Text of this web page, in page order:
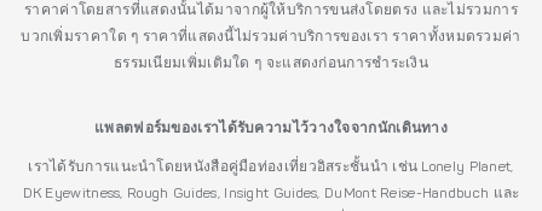
ราคาค่าโดยสารที่แสดงนั้นได้มาจากผู้ให้บริการขนส่งโดยตรง และไม่รวมการ
บวกเพิ่มราคาใด ๆ ราคาที่แสดงนี้ไม่รวมค่าบริการของเรา ราคาทั้งหมดรวมค่า
ธรรมเนียมเพิ่มเติมใด ๆ จะแสดงก่อนการชำระเงิน
แพลตฟอร์มของเราได้รับความไว้วางใจจากนักเดินทาง
เราได้รับการแนะนำโดยหนังสือคู่มือท่องเที่ยวอิสระชั้นนำ เช่น Lonely Planet,
DK Eyewitness, Rough Guides, Insight Guides, DuMont Reise-Handbuch และ